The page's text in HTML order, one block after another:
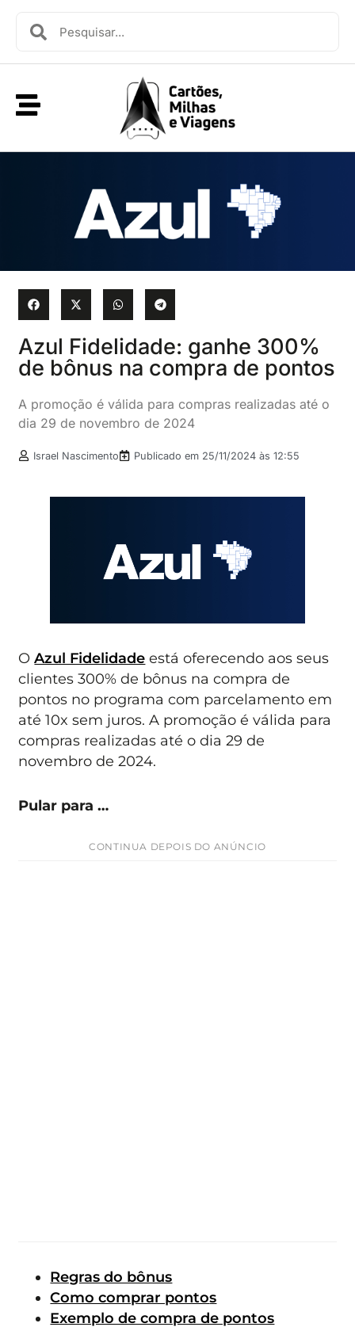
Azul Fidelidade: ganhe 300%
de bônus na compra de pontos
A promoção é válida para compras realizadas até o
dia 29 de novembro de 2024
Israel Nascimento Publicado em 25/11/2024 às 12:55
OAzul Fidelidade está oferecendo aos seus
clientes 300% de bônus na compra de
pontos no programa com parcelamento em
até 10x sem juros. A promoção é válida para
compras realizadas até o dia 29 de
novembro de 2024.
Pular para …
CONTINUA DEPOIS DO ANÚNCIO
Regras do bônus
Como comprar pontos
Exemplo de compra de pontos